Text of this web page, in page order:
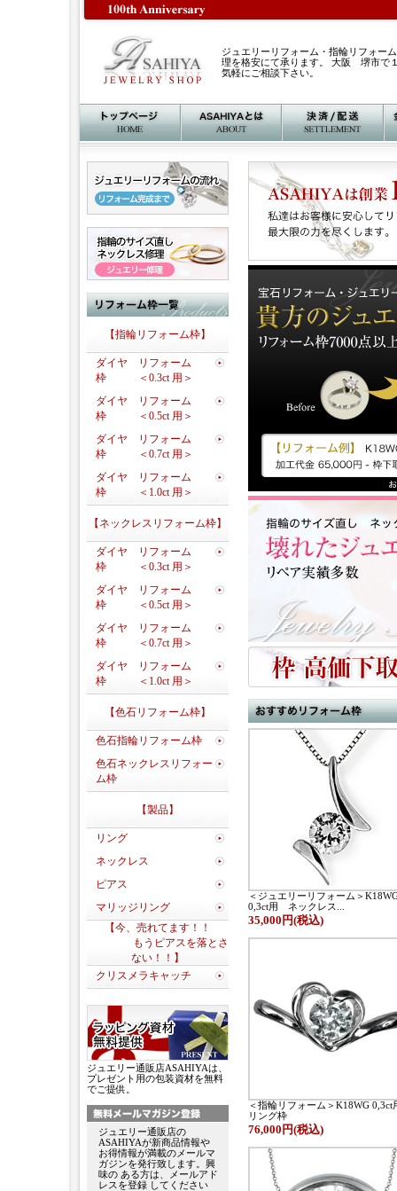
ジュエリーリフォーム・指輪リフォー
理を格安にて承ります。 大阪 堺市で
気軽にご相談下さい。
【指輪リフォーム枠】
ダイヤ リフォーム
枠 ＜0.3ct 用＞
ダイヤ リフォーム
枠 ＜0.5ct 用＞
ダイヤ リフォーム
枠 ＜0.7ct 用＞
ダイヤ リフォーム
枠 ＜1.0ct 用＞
【ネックレスリフォーム枠】
ダイヤ リフォーム
枠 ＜0.3ct 用＞
ダイヤ リフォーム
枠 ＜0.5ct 用＞
ダイヤ リフォーム
枠 ＜0.7ct 用＞
ダイヤ リフォーム
枠 ＜1.0ct 用＞
【色石リフォーム枠】
色石指輪リフォーム枠
色石ネックレスリフォー
ム枠
【製品】
リング
ネックレス
ピアス
マリッジリング
【今、売れてます！！
もうピアスを落とさ
ない！！】
クリスメラキャッチ
ジュエリー通販店ASAHIYAは、
プレゼント用の包装資材を無料
でご提供。
ジュエリー通販店の
ASAHIYAが新商品情報や
お得情報が満載のメールマ
ガジンを発行致します。興
味の ある方は、メールアド
レスを登録 してください
＜ジュエリーリフォーム＞
0,3ct用 ネックレス...
35,000円(税込)
＜指輪リフォーム＞K18WG
リング枠
76,000円(税込)